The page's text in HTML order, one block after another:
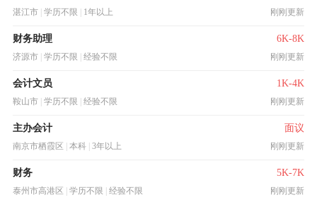
湛江市 学历不限 1年以上 刚刚更新
财务助理 6K-8K
济源市 学历不限 经验不限 刚刚更新
会计文员 1K-4K
鞍山市 学历不限 经验不限 刚刚更新
主办会计 面议
南京市栖霞区 本科 3年以上 刚刚更新
财务 5K-7K
泰州市高港区 学历不限 经验不限 刚刚更新